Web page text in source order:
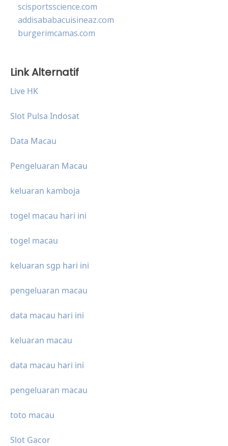
scisportsscience.com
addisababacuisineaz.com
burgerimcamas.com
Link Alternatif
Live HK
Slot Pulsa Indosat
Data Macau
Pengeluaran Macau
keluaran kamboja
togel macau hari ini
togel macau
keluaran sgp hari ini
pengeluaran macau
data macau hari ini
keluaran macau
data macau hari ini
pengeluaran macau
toto macau
Slot Gacor